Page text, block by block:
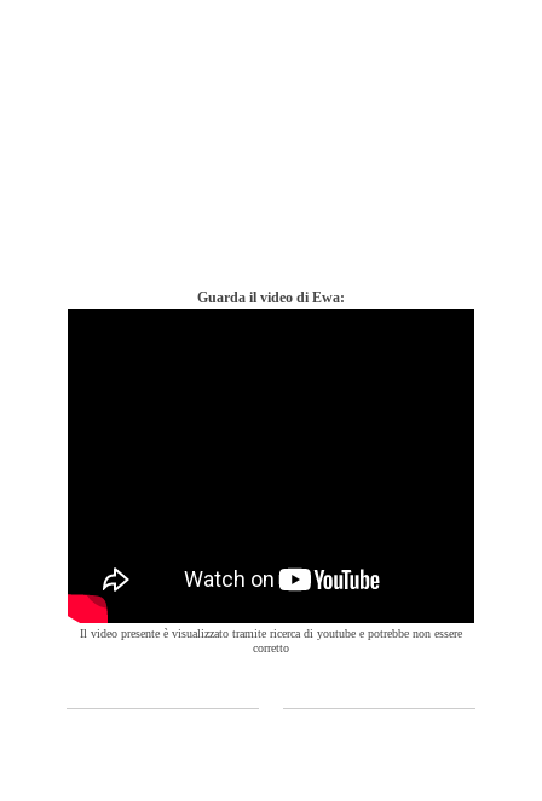
Guarda il video di Ewa:
Il video presente è visualizzato tramite ricerca di youtube e potrebbe non essere
corretto